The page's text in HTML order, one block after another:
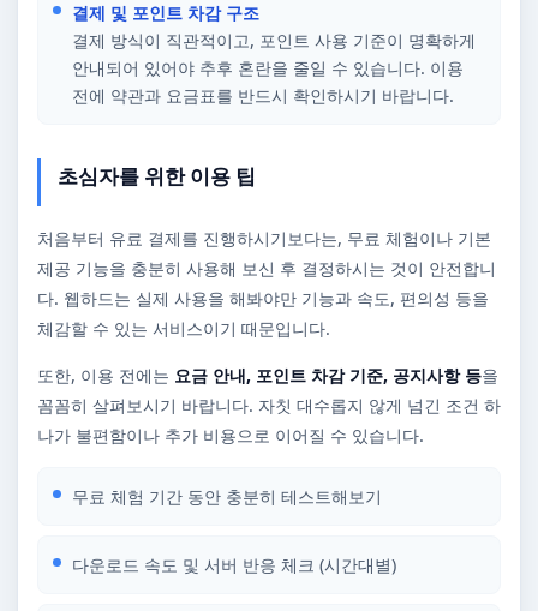
결제 및 포인트 차감 구조
결제 방식이 직관적이고, 포인트 사용 기준이 명확하게
안내되어 있어야 추후 혼란을 줄일 수 있습니다. 이용
전에 약관과 요금표를 반드시 확인하시기 바랍니다.
초심자를 위한 이용 팁
처음부터 유료 결제를 진행하시기보다는, 무료 체험이나 기본
제공 기능을 충분히 사용해 보신 후 결정하시는 것이 안전합니
다. 웹하드는 실제 사용을 해봐야만 기능과 속도, 편의성 등을
체감할 수 있는 서비스이기 때문입니다.
또한, 이용 전에는 요금 안내, 포인트 차감 기준, 공지사항 등을
꼼꼼히 살펴보시기 바랍니다. 자칫 대수롭지 않게 넘긴 조건 하
나가 불편함이나 추가 비용으로 이어질 수 있습니다.
무료 체험 기간 동안 충분히 테스트해보기
다운로드 속도 및 서버 반응 체크 (시간대별)